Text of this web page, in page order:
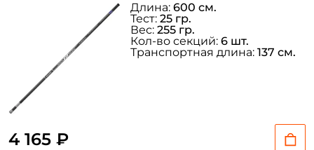
4 165 ₽
Длина: 600 см.
Тест: 25 гр.
Вес: 255 гр.
Кол-во секций: 6 шт.
Транспортная длина: 137 см.